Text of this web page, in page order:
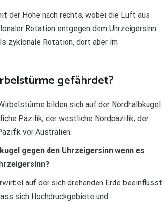
der Höhe nach rechts, wobei die Luft aus
Rotation entgegen dem Uhrzeigersinn
zyklonale Rotation, dort aber im
gefährdet?
bilden sich auf der Nordhalbkugel.
Pazifik, der westliche Nordpazifik, der
vor Australien.
gegen den Uhrzeigersinn wenn es
auf der sich drehenden Erde beeinflusst.
sich Hochdruckgebiete und